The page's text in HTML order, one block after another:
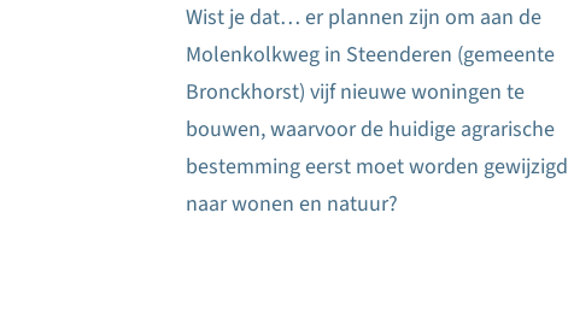
Bericht
navigatie
Wist je dat… er plannen zijn om aan de
Molenkolkweg in Steenderen (gemeente
Bronckhorst) vijf nieuwe woningen te
bouwen, waarvoor de huidige agrarische
bestemming eerst moet worden gewijzigd
naar wonen en natuur?